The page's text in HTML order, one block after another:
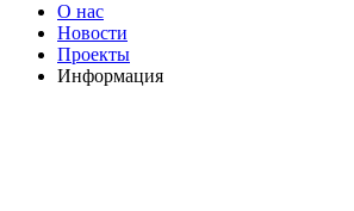
О нас
Новости
Проекты
Информация